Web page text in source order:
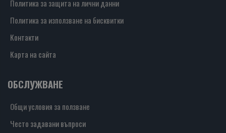
Политика за защита на лични данни
Политика за използване на бисквитки
Контакти
Карта на сайта
ОБСЛУЖВАНЕ
Общи условия за ползване
Често задавани въпроси